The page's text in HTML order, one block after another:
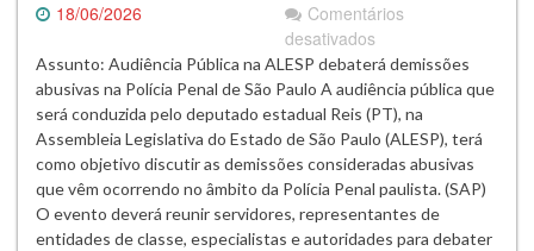
18/06/2026
Comentários
desativadosem
Audiência
Pública
na
ALESP
debaterá
demissões
abusivas
na
Assunto: Audiência Pública na ALESP debaterá demissões
abusivas na Polícia Penal de São Paulo A audiência pública que
será conduzida pelo deputado estadual Reis (PT), na
Assembleia Legislativa do Estado de São Paulo (ALESP), terá
como objetivo discutir as demissões consideradas abusivas
que vêm ocorrendo no âmbito da Polícia Penal paulista. (SAP)
O evento deverá reunir servidores, representantes de
entidades de classe, especialistas e autoridades para debater